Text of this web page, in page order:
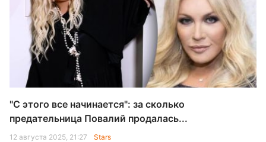
"С этого все начинается": за сколько
предательница Повалий продалась...
12 августа 2025, 21:27 Stars